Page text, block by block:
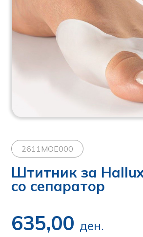
2611MOE000
Штитник за
со сепаратор
635,00 ден.